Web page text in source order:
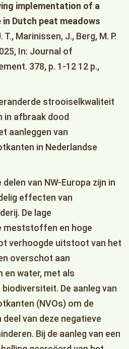
implementation of a
Dutch peat meadows
T., Marinissen, J., Berg, M. P.
In: Journal of
378, p. 1-12 12 p.,
strooiselkwaliteit
in afbraak dood
aanleggen van
in Nederlandse
van NW-Europa zijn in
effecten van
De lage
meststoffen en hoge
verhoogde uitstoot van het
overschot aan
water, met als
De aanleg van
(NVOs) om de
van deze negatieve
Bij de aanleg van een